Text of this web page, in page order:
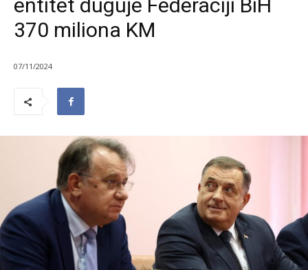
entitet duguje Federaciji BiH
370 miliona KM
07/11/2024